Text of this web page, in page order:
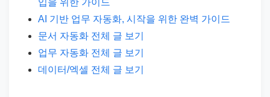
AI 기반 업무 자동화, 시작을 위한 완벽 가이드
문서 자동화 전체 글 보기
업무 자동화 전체 글 보기
데이터/엑셀 전체 글 보기